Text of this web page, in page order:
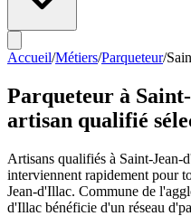
Accueil/Métiers/Parqueteur/
Parqueteur à
artisan qualifié
Artisans qualifiés à Saint-
interviennent rapidement pour
Jean-d'Illac. Commune de
d'Illac bénéficie d'un réseau